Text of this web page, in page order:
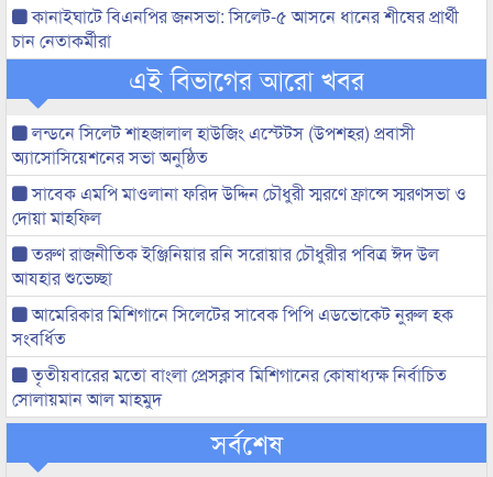
কানাইঘাটে বিএনপির জনসভা: সিলেট-৫ আসনে ধানের শীষের প্রার্থী
চান নেতাকর্মীরা
এই বিভাগের আরো খবর
লন্ডনে সিলেট শাহজালাল হাউজিং এস্টেটস (উপশহর) প্রবাসী
অ্যাসোসিয়েশনের সভা অনুষ্ঠিত
সাবেক এমপি মাওলানা ফরিদ উদ্দিন চৌধুরী স্মরণে ফ্রান্সে স্মরণসভা ও
দোয়া মাহফিল
তরুণ রাজনীতিক ইঞ্জিনিয়ার রনি সরোয়ার চৌধুরীর পবিত্র ঈদ উল
আযহার শুভেচ্ছা
আমেরিকার মিশিগানে সিলেটের সাবেক পিপি এডভোকেট নুরুল হক
সংবর্ধিত
তৃতীয়বারের মতো বাংলা প্রেসক্লাব মিশিগানের কোষাধ্যক্ষ নির্বাচিত
সোলায়মান আল মাহমুদ
সর্বশেষ